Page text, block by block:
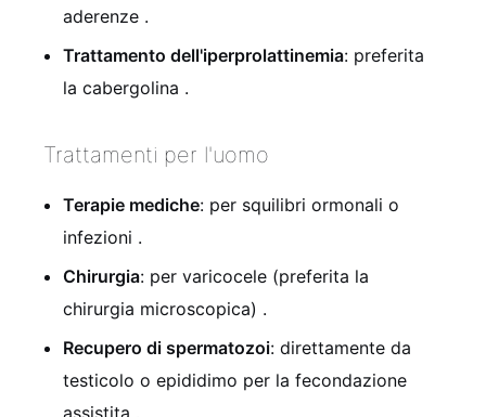
aderenze .
Trattamento dell'iperprolattinemia: preferita
la cabergolina .
Trattamenti per l'uomo
Terapie mediche: per squilibri ormonali o
infezioni .
Chirurgia: per varicocele (preferita la
chirurgia microscopica) .
Recupero di spermatozoi: direttamente da
testicolo o epididimo per la fecondazione
assistita .